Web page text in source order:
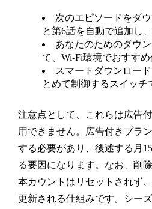
次のエピソードをダ
と第6話を自動で追加し
あなたのためのダウ
て、Wi-Fi環境でおすす
スマートダウンロード
とめて制御するスイッチ
注意点として、これらは広告
用できません。広告付きプラ
する必要があり、後述する月
る要因になります。なお、削
本カウントはリセットされず
更新される仕組みです。シー